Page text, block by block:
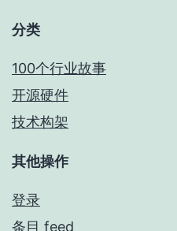
分类
100个行业故事
开源硬件
技术构架
其他操作
登录
条目 feed